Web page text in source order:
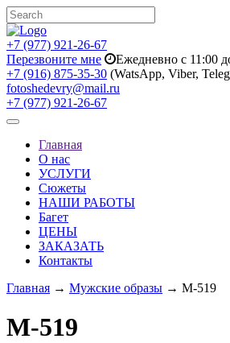
+7 (977) 921-26-67
Перезвоните мне
Ежедневно с 11:00
+7 (916) 875-35-30 (WatsApp, Viber,
fotoshedevry@mail.ru
+7 (977) 921-26-67
Toggle
navigationГлавная
О нас
УСЛУГИ
Сюжеты
НАШИ РАБОТЫ
Багет
ЦЕНЫ
ЗАКАЗАТЬ
Контакты
Главная → Мужские образы → M-519
M-519